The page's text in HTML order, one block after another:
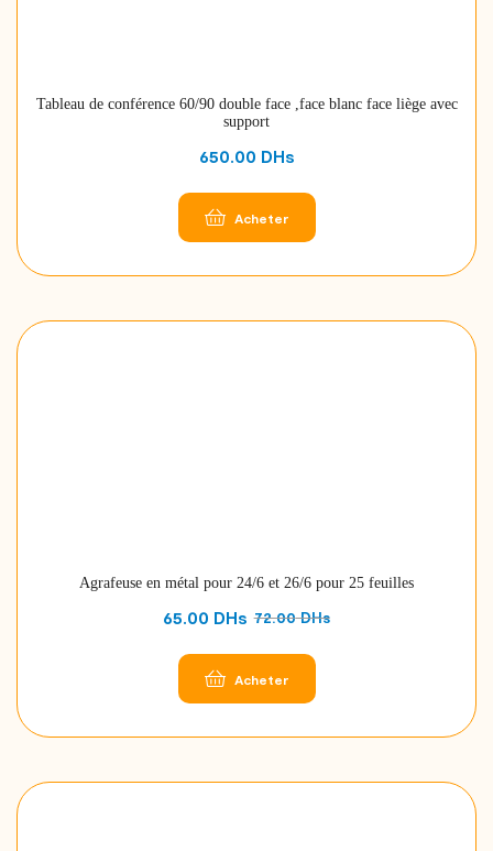
Tableau de conférence 60/90 double face ,face blanc face liège avec
support
650.00 DHs
Acheter
Agrafeuse en métal pour 24/6 et 26/6 pour 25 feuilles
72.00DHs
65.00 DHs
Acheter